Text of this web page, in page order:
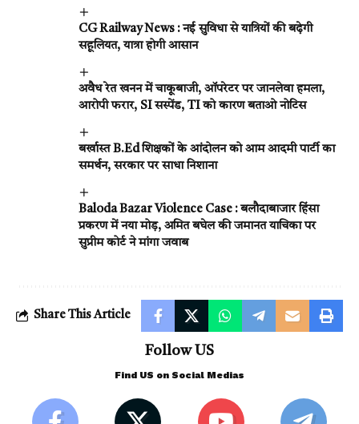
CG Railway News : नई सुविधा से यात्रियों की बढ़ेगी
सहूलियत, यात्रा होगी आसान
अवैध रेत खनन में चाकूबाजी, ऑपरेटर पर जानलेवा हमला,
आरोपी फरार, SI सस्पेंड, TI को कारण बताओ नोटिस
बर्खास्त B.Ed शिक्षकों के आंदोलन को आम आदमी पार्टी का
समर्थन, सरकार पर साधा निशाना
Baloda Bazar Violence Case : बलौदाबाजार हिंसा
प्रकरण में नया मोड़, अमित बघेल की जमानत याचिका पर
सुप्रीम कोर्ट ने मांगा जवाब
Share This Article
Follow US
Find US on Social Medias